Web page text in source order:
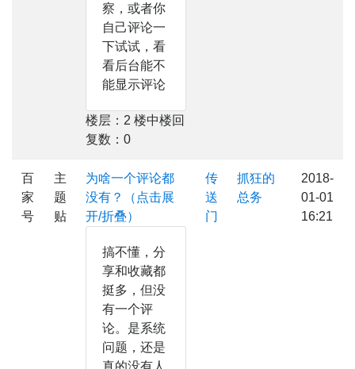
察，或者你
自己评论一
下试试，看
看后台能不
能显示评论
楼层：2 楼中楼回
复数：0
百
家
号
主
题
贴
为啥一个评论都
没有？（点击展
开/折叠）
搞不懂，分
享和收藏都
挺多，但没
有一个评
论。是系统
问题，还是
真的没有人
传
送
门
抓狂的
总务
2018-
01-01
16:21